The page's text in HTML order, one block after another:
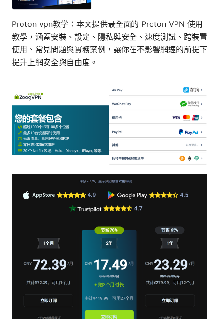
Proton vpn教学：本文提供最全面的 Proton VPN 使用
教學，涵蓋安裝、設定、隱私與安全、速度測試、跨裝置
使用、常見問題與實務案例，讓你在不影響網速的前提下
提升上網安全與自由度。